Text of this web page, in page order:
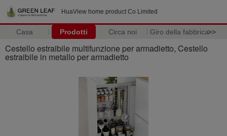
HuaView home product Co Limited
Casa Prodotti Circa noi Giro della fabbrica>>
Cestello estraibile multifunzione per armadietto, Cestello
estraibile in metallo per armadietto